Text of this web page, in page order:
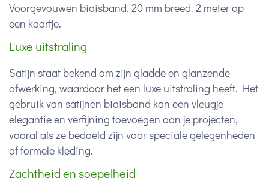
Voorgevouwen biaisband. 20 mm breed. 2 meter op
een kaartje.
Luxe uitstraling
Satijn staat bekend om zijn gladde en glanzende
afwerking, waardoor het een luxe uitstraling heeft. Het
gebruik van satijnen biaisband kan een vleugje
elegantie en verfijning toevoegen aan je projecten,
vooral als ze bedoeld zijn voor speciale gelegenheden
of formele kleding.
Zachtheid en soepelheid